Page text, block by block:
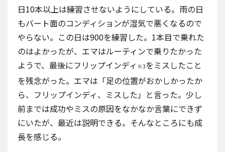
日10本以上は練習させないようにしている。雨の日
もバート面のコンディションが湿気で悪くなるので
やらない。この日は900を練習した。1本目で乗れた
のはよかったが、エマはルーティンで乗りたかった
ようで、最後にフリップインディ ※3をミスしたこと
を残念がった。エマは「足の位置がおかしかったか
ら、フリップインディ、ミスした」と言った。少し
前までは成功やミスの原因をなかなか言葉にできず
にいたが、最近は説明できる。そんなところにも成
長を感じる。